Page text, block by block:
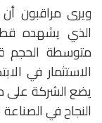
ويرى مراقبون
الذي يشهده
متوسطة الحجم
الاستثمار في
يضع الشركة على
النجاح في